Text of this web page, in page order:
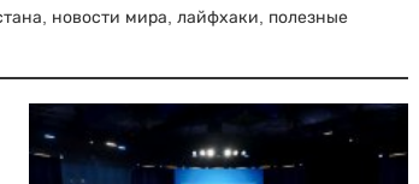
новости мира, лайфхаки, полезные